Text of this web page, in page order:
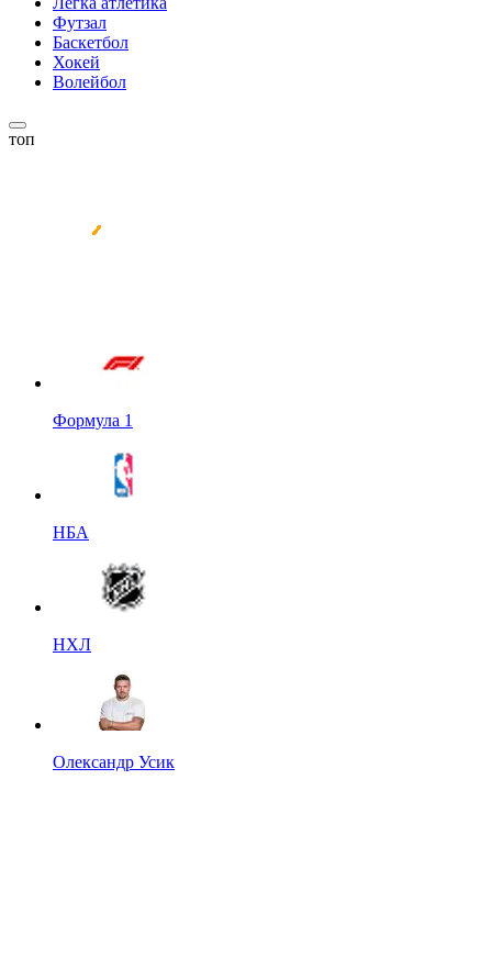
Футзал
Баскетбол
Хокей
Волейбол
топ
Формула 1
НБА
НХЛ
Олександр Усик